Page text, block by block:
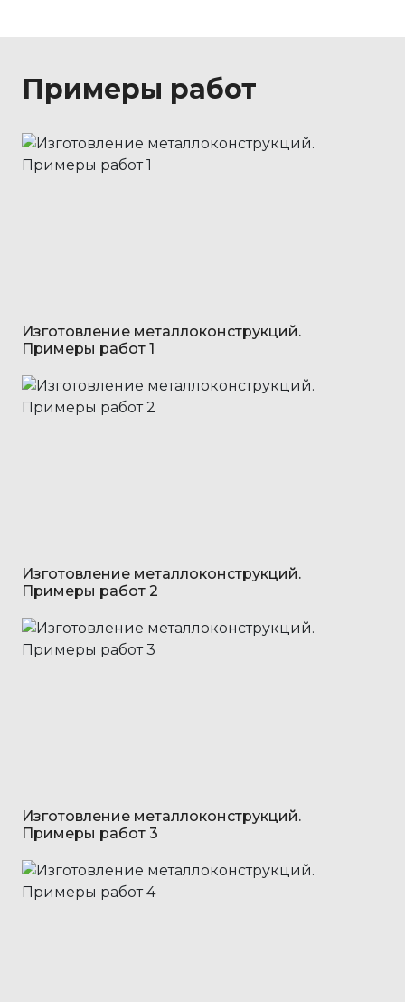
Примеры работ
Изготовление металлоконструкций.
Примеры работ 1
Изготовление металлоконструкций.
Примеры работ 2
Изготовление металлоконструкций.
Примеры работ 3